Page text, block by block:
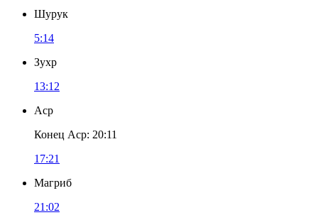
Шурук
5:14
Зухр
13:12
Аср
Конец Аср: 20:11
17:21
Магриб
21:02